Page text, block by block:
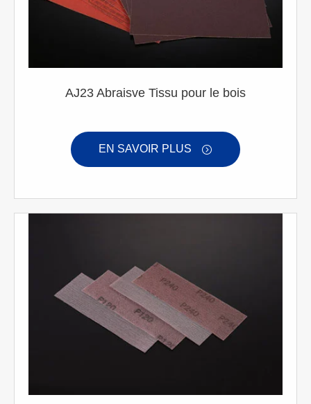
AJ23 Abraisve Tissu pour le bois
EN SAVOIR PLUS 